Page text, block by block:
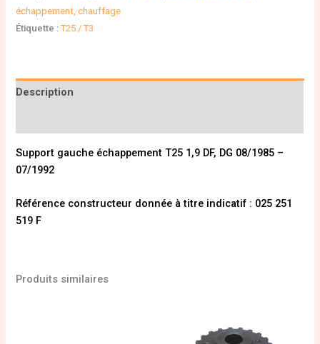
échappement, chauffage
Étiquette :T25 / T3
Description
Support gauche échappementT25 1,9 DF, DG 08/1985 –
07/1992
Référence constructeur donnée à titre indicatif : 025 251
519 F
Produits similaires